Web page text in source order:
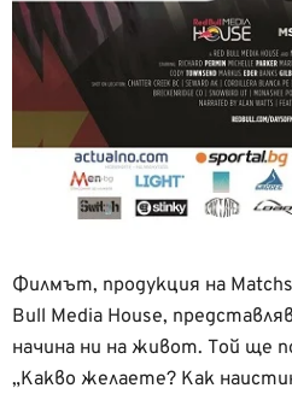
Филмът, продукция на
Bull Media House,
начина ни нa живот. Той ще
„Какво желаете? Как